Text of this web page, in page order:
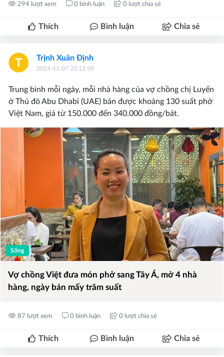
294 lượt xem 0 bình luận 0 lượt chia sẻ
Thích Bình luận Chia sẻ
Trịnh Xuân Định
2024-11-07 22:12:58
Trung bình mỗi ngày, mỗi nhà hàng của vợ chồng chị Luyến
ở Thủ đô Abu Dhabi (UAE) bán được khoảng 130 suất phở
Việt Nam, giá từ 150.000 đến 340.000 đồng/bát.
Sống
Vợ chồng Việt đưa món phở sang Tây Á, mở 4 nhà
hàng, ngày bán mấy trăm suất
87 lượt xem 0 bình luận 0 lượt chia sẻ
Thích Bình luận Chia sẻ